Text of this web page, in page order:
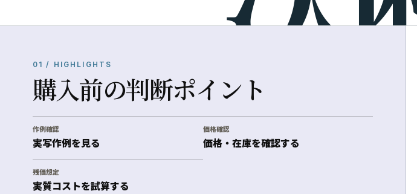
01 / HIGHLIGHTS
購入前の判断ポイント
作例確認
実写作例を見る
価格確認
価格・在庫を確認する
残価想定
実質コストを試算する